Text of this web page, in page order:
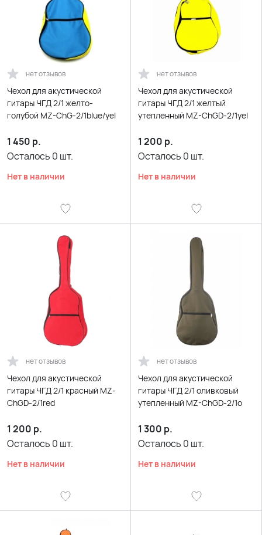
нет отзывов
Чехол для акустической
гитары ЧГД 2/1 желто-
голубой MZ-ChG-2/1blue/yel
1 450 р.
Осталось 0 шт.
Нет в наличии
нет отзывов
Чехол для акустической
гитары ЧГД 2/1 желтый
утепленный MZ-ChGD-2/1yel
1 200 р.
Осталось 0 шт.
Нет в наличии
нет отзывов
Чехол для акустической
гитары ЧГД 2/1 красный MZ-
ChGD-2/1red
1 200 р.
Осталось 0 шт.
Нет в наличии
нет отзывов
Чехол для акустической
гитары ЧГД 2/1 оливковый
утепленный MZ-ChGD-2/1o
1 300 р.
Осталось 0 шт.
Нет в наличии